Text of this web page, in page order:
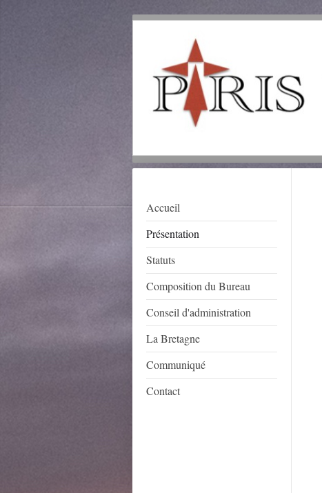
Accueil
Présentation
Statuts
Composition du Bureau
Conseil d'administration
La Bretagne
Communiqué
Contact